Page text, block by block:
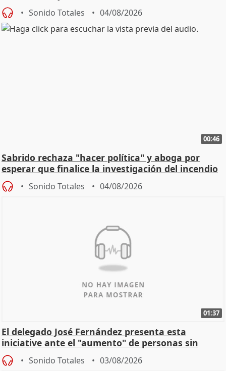
Sonido Totales 04/08/2026
00:46
Sabrido rechaza "hacer política" y aboga por
esperar que finalice la investigación del incendio
Sonido Totales 04/08/2026
01:37
El delegado José Fernández presenta esta
iniciative ante el "aumento" de personas sin
hogar en Madri
Sonido Totales 03/08/2026